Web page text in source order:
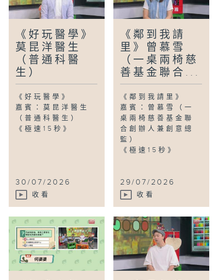
《好玩醫學》
莫昆洋醫生
（普通科醫
生）
《好玩醫學》
嘉賓：莫昆洋醫生
（普通科醫生）
《極速15秒》
30/07/2026
收看
《鄰到我請
里》曾慕雪
（一桌兩椅慈
善基金聯合...
《鄰到我請里》
嘉賓：曾慕雪（一
桌兩椅慈善基金聯
合創辦人兼創意總
監）
《極速15秒》
29/07/2026
收看